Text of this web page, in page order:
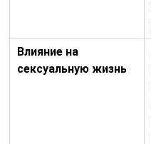
Влияние на
сексуальную жизнь